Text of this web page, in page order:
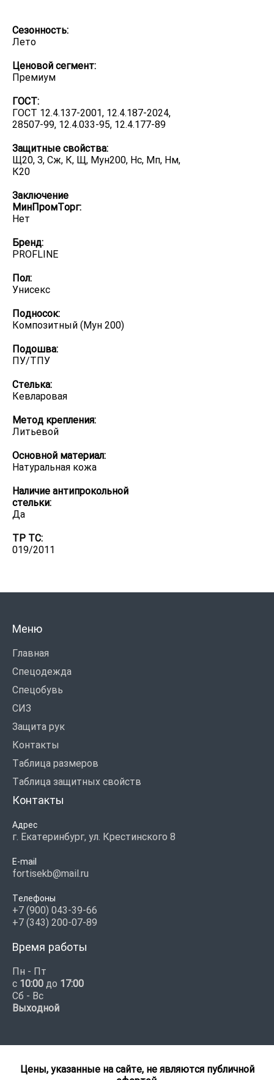
Сезонность:
Лето
Ценовой сегмент:
Премиум
ГОСТ:
ГОСТ 12.4.137-2001, 12.4.187-2024,
28507-99, 12.4.033-95, 12.4.177-89
Защитные свойства:
Щ20, З, Сж, К, Щ, Мун200, Нс, Мп, Нм,
К20
Заключение
МинПромТорг:
Нет
Бренд:
PROFLINE
Пол:
Унисекс
Подносок:
Композитный (Мун 200)
Подошва:
ПУ/ТПУ
Стелька:
Кевларовая
Метод крепления:
Литьевой
Оcновной материал:
Натуральная кожа
Наличие антипрокольной
стельки:
Да
ТР ТС:
019/2011
Меню
Главная
Спецодежда
Спецобувь
СИЗ
Защита рук
Контакты
Таблица размеров
Таблица защитных свойств
Контакты
Адрес
г. Екатеринбург, ул. Крестинского 8
E-mail
fortisekb@mail.ru
Телефоны
+7 (900) 043-39-66
+7 (343) 200-07-89
Время работы
Пн - Пт
с 10:00 до 17:00
Сб - Вс
Выходной
Цены, указанные на сайте, не являются публичной